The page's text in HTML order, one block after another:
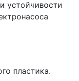
устойчивости
пластика.